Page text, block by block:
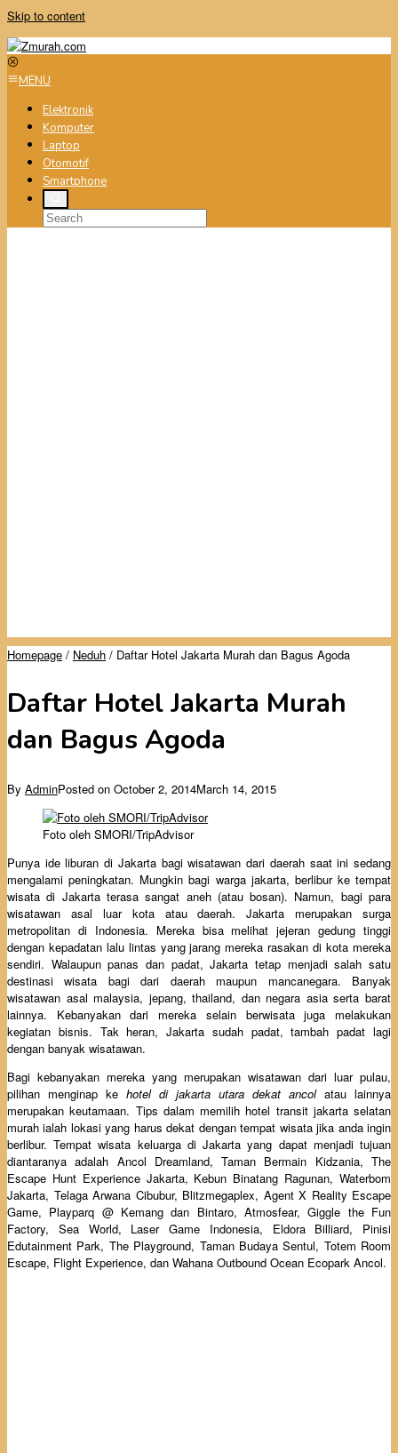
Skip to content
MENU
Elektronik
Komputer
Laptop
Otomotif
Smartphone
Homepage / Neduh / Daftar Hotel Jakarta Murah dan Bagus Agoda
Daftar Hotel Jakarta Murah
dan Bagus Agoda
By AdminPosted on October 2, 2014March 14, 2015
Foto oleh SMORI/TripAdvisor
Punya ide liburan di Jakarta bagi wisatawan dari daerah saat ini sedang
mengalami peningkatan. Mungkin bagi warga jakarta, berlibur ke tempat
wisata di Jakarta terasa sangat aneh (atau bosan). Namun, bagi para
wisatawan asal luar kota atau daerah. Jakarta merupakan surga
metropolitan di Indonesia. Mereka bisa melihat jejeran gedung tinggi
dengan kepadatan lalu lintas yang jarang mereka rasakan di kota mereka
sendiri. Walaupun panas dan padat, Jakarta tetap menjadi salah satu
destinasi wisata bagi dari daerah maupun mancanegara. Banyak
wisatawan asal malaysia, jepang, thailand, dan negara asia serta barat
lainnya. Kebanyakan dari mereka selain berwisata juga melakukan
kegiatan bisnis. Tak heran, Jakarta sudah padat, tambah padat lagi
dengan banyak wisatawan.
Bagi kebanyakan mereka yang merupakan wisatawan dari luar pulau,
pilihan menginap ke hotel di jakarta utara dekat ancolatau lainnya
merupakan keutamaan. Tips dalam memilih hotel transit jakarta selatan
murah ialah lokasi yang harus dekat dengan tempat wisata jika anda ingin
berlibur. Tempat wisata keluarga di Jakarta yang dapat menjadi tujuan
diantaranya adalah Ancol Dreamland, Taman Bermain Kidzania, The
Escape Hunt Experience Jakarta, Kebun Binatang Ragunan, Waterbom
Jakarta, Telaga Arwana Cibubur, Blitzmegaplex, Agent X Reality Escape
Game, Playparq @ Kemang dan Bintaro, Atmosfear, Giggle the Fun
Factory, Sea World, Laser Game Indonesia, Eldora Billiard, Pinisi
Edutainment Park, The Playground, Taman Budaya Sentul, Totem Room
Escape, Flight Experience, dan Wahana Outbound Ocean Ecopark Ancol.